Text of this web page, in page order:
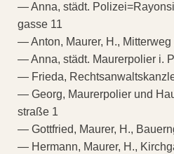
— Anna, städt.
gasse 11
— Anton, Maurer, H., Mitterweg
— Anna, städt. Maurerpolier i.
— Frieda,
— Georg, Maurerpolier und
straße 1
— Gottfried, Maurer, H.,
— Hermann, Maurer, H.,